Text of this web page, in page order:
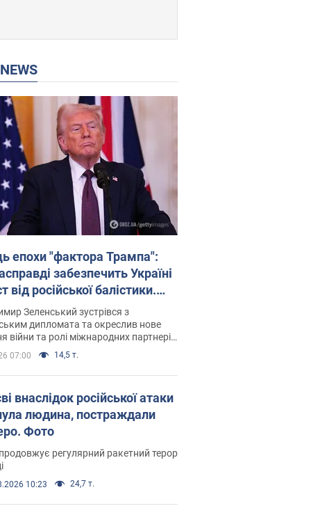
NEWS
епохи "фактора Трампа":
забезпечить Україні
від російської балістики.
з Безсмертним
Зеленський зустрівся з
дипломата та окреслив нове
війни та ролі міжнародних партнерів
з Росією
07:00 14,5 т.
внаслідок російської атаки
людина, постраждали
Фото
регулярний ракетний терор
10:23 24,7 т.